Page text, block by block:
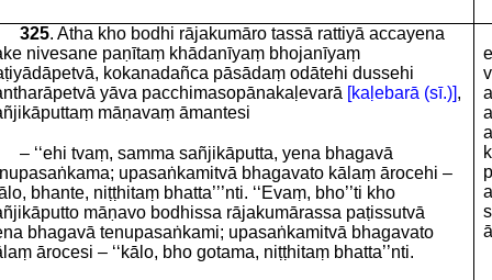
325. Atha kho bodhi rājakumāro tassā rattiyā accayena
nivesane paṇītaṃ khādanīyaṃ bhojanīyaṃ
kokanadañca pāsādaṃ odātehi dussehi
yāva pacchimasopānakaḷevarā [kaḷebarā (sī.)],
māṇavaṃ āmantesi
– ‘‘ehi tvaṃ, samma sañjikāputta, yena bhagavā
upasaṅkamitvā bhagavato kālaṃ ārocehi –
bhante, niṭṭhitaṃ bhatta’’’nti. ‘‘Evaṃ, bho’’ti kho
māṇavo bodhissa rājakumārassa paṭissutvā
bhagavā tenupasaṅkami; upasaṅkamitvā bhagavato
ārocesi – ‘‘kālo, bho gotama, niṭṭhitaṃ bhatta’’nti.